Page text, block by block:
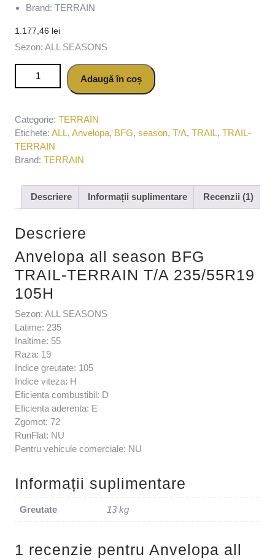
Brand: TERRAIN
1.177,46 lei
Sezon: ALL SEASONS
Cantitate Anvelopa all season BFG TRAIL-TERRAIN T/A
235/55R19 105HAdaugă în coș
Categorie: TERRAIN
Etichete: ALL, Anvelopa, BFG, season, T/A, TRAIL, TRAIL-
TERRAIN
Brand: TERRAIN
Descriere Informații suplimentare Recenzii (1)
Descriere
Anvelopa all season BFG
TRAIL-TERRAIN T/A 235/55R19
105H
Sezon: ALL SEASONS
Latime: 235
Inaltime: 55
Raza: 19
Indice greutate: 105
Indice viteza: H
Eficienta combustibil: D
Eficienta aderenta: E
Zgomot: 72
RunFlat: NU
Pentru vehicule comerciale: NU
Informații suplimentare
Greutate 13 kg
1 recenzie pentru Anvelopa all